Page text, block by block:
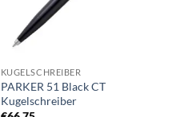
KUGELSCHREIBER
PARKER 51 Black CT
Kugelschreiber